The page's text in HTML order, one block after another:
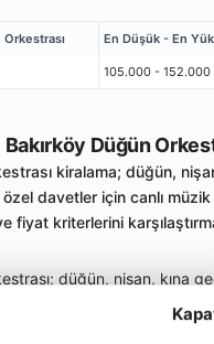
En Düşük - En
105.000 - 152.000
Düğün
kiralama; düğün,
davetler için canlı
fiyat kriterlerini
düğün, nişan, kına
canlı müzik
müzik ekibidir. Orkestra